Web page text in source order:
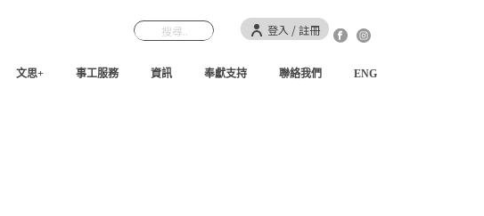
登入 / 註冊
文思+ 事工服務 資訊 奉獻支持 聯絡我們 ENG